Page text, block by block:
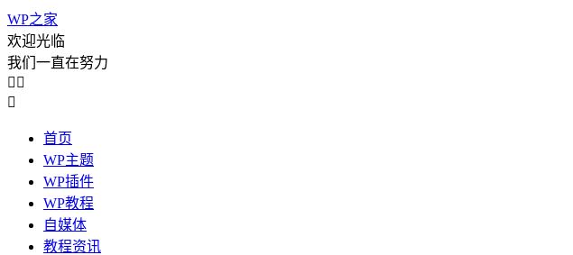
WP之家
欢迎光临
我们一直在努力
 

首页
WP主题
WP插件
WP教程
自媒体
教程资讯